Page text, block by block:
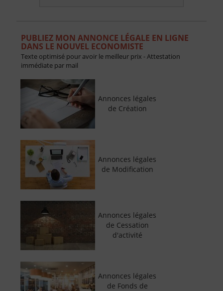
PUBLIEZ MON ANNONCE LÉGALE EN LIGNE
DANS LE NOUVEL ECONOMISTE
Texte optimisé pour avoir le meilleur prix - Attestation
immédiate par mail
Annonces légales
de Création
Annonces légales
de Modification
Annonces légales
de Cessation
d'activité
Annonces légales
de Fonds de